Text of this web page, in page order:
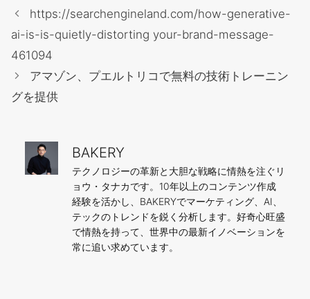
テ
リ
ー
https://searchengineland.com/how-generative-
ai-is-is-quietly-distorting your-brand-message-
461094
アマゾン、プエルトリコで無料の技術トレーニン
グを提供
BAKERY
テクノロジーの革新と大胆な戦略に情熱を注ぐリ
ョウ・タナカです。10年以上のコンテンツ作成
経験を活かし、BAKERYでマーケティング、AI、
テックのトレンドを鋭く分析します。好奇心旺盛
で情熱を持って、世界中の最新イノベーションを
常に追い求めています。